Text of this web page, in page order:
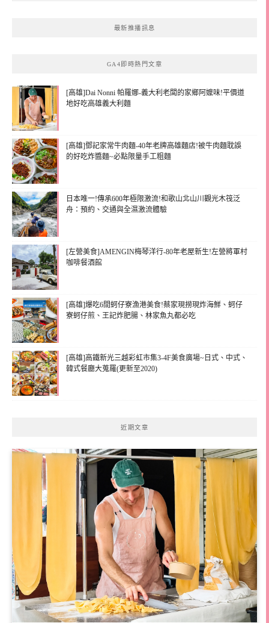
最新推播訊息
GA4即時熱門文章
[高雄]Dai Nonni 帕羅娜-義大利老闆的家鄉阿嬤味!平價道
地好吃高雄義大利麵
[高雄]鄧記家常牛肉麵-40年老牌高雄麵店!被牛肉麵耽誤
的好吃炸醬麵~必點限量手工粗麵
日本唯一!傳承600年極限激流!和歌山北山川觀光木筏泛
舟：預約、交通與全濕激流體驗
[左營美食]AMENGIN梅琴洋行-80年老屋新生!左營將軍村
咖啡餐酒館
[高雄]爆吃6間蚵仔寮漁港美食!蔡家現撈現炸海鮮、蚵仔
寮蚵仔煎、王記炸肥腸、林家魚丸都必吃
[高雄]高鐵新光三越彩虹市集3-4F美食廣場~日式、中式、
韓式餐廳大蒐羅(更新至2020)
近期文章